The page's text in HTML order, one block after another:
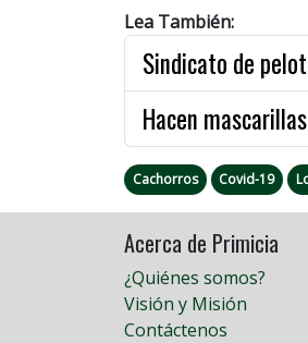
Lea También:
Sindicato de
Hacen
Cachorros Covid-19
Acerca de Primicia
¿Quiénes somos?
Visión y Misión
Contáctenos